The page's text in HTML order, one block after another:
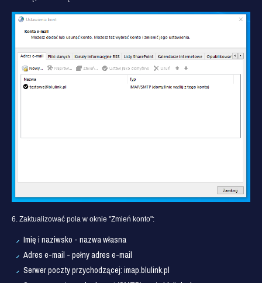
6. Zaktualizować pola w oknie "Zmień konto":
Imię i naziwsko - nazwa własna
Adres e-mail - pełny adres e-mail
Serwer poczty przychodzącej: imap.blulink.pl